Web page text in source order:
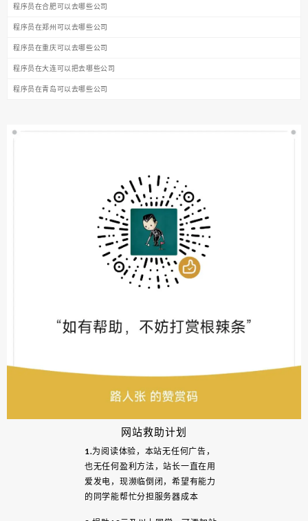
网站救助计划
1.为阅读体验，本站无任何广告，
也无任何盈利方法，站长一直在用
爱发电，现濒临倒闭，希望有能力
的同学能帮忙分担服务器成本
程序员在合肥可以去哪些公司
程序员在郑州可以去哪些公司
程序员在重庆可以去哪些公司
程序员在大连可以把去哪些公司
程序员在青岛可以去哪些公司